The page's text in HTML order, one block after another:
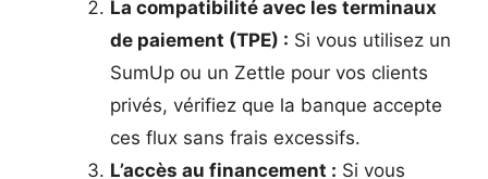
La compatibilité avec les terminaux
de paiement (TPE) : Si vous utilisez un
SumUp ou un Zettle pour vos clients
privés, vérifiez que la banque accepte
ces flux sans frais excessifs.
L’accès au financement : Si vous